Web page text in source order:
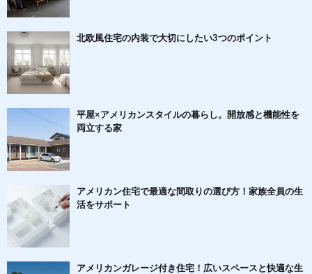
北欧風住宅の内装で大切にしたい3つのポイント
平屋×アメリカンスタイルの暮らし。開放感と機能性を
両立する家
アメリカン住宅で最適な間取りの選び方！家族全員の生
活をサポート
アメリカンガレージ付き住宅！広いスペースと快適な生